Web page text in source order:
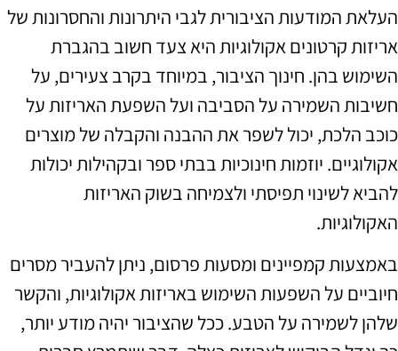
העלאת המודעות הציבורית לגבי היתרונות והחסרונות של
אריזות קרטונים אקולוגיות היא צעד חשוב בהגברת
השימוש בהן. חינוך הציבור, במיוחד בקרב צעירים, על
חשיבות השמירה על הסביבה ועל השפעת האריזות על
כוכב הלכת, יכול לשפר את ההבנה והקבלה של מוצרים
אקולוגיים. יוזמות חינוכיות בבתי ספר ובקהילות יכולות
להביא לשינוי תפיסתי ולצמיחה בשוק האריזות
האקולוגיות.
באמצעות קמפיינים ומסעות פרסום, ניתן להעביר מסרים
חיוביים על השפעות השימוש באריזות אקולוגיות, והקשר
שלהן לשמירה על הטבע. ככל שהציבור יהיה מודע יותר,